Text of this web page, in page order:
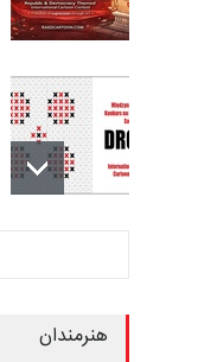
هنرمندان